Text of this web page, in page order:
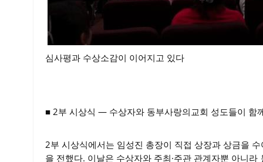
심사평과 수상소감이 이어지고 있다
■ 2부 시상식 ― 수상자와 동부사랑의교회 성도들이 함
2부 시상식에서는 임성진 총장이 직접 상장과 상금을
을 전했다. 이날은 수상자와 주최·주관 관계자뿐 아니